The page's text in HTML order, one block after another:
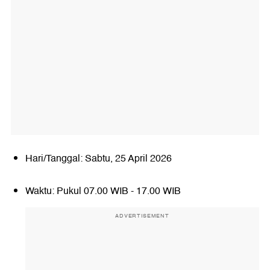
Hari/Tanggal: Sabtu, 25 April 2026
Waktu: Pukul 07.00 WIB - 17.00 WIB
ADVERTISEMENT